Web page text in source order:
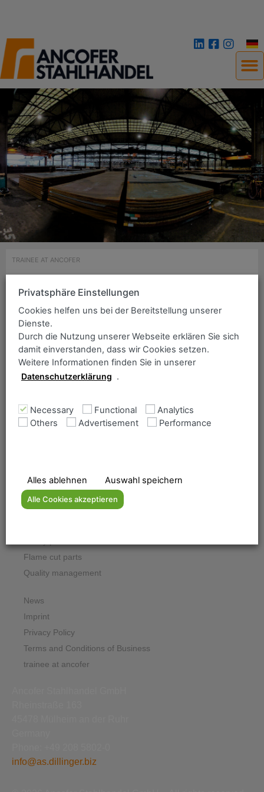
ANCOFER Search
TRAINEE AT ANCOFER
News
Trainee at Ancofer
18.03.2020 Ancofer News
Company
Downloads
Flame cut parts
Quality management
News
Imprint
Privacy Policy
Terms and Conditions of Business
trainee at ancofer
info@as.dillinger.biz
Privatsphäre Einstellungen
Cookies helfen uns bei der Bereitstellung unserer
Dienste.
Durch die Nutzung unserer Webseite erklären Sie sich
damit einverstanden, dass wir Cookies setzen.
Weitere Informationen finden Sie in unserer
Datenschutzerklärung .
Necessary Functional
Analytics
Others
Advertisement Performance
Alles ablehnen Auswahl speichern
Alle Cookies akzeptieren